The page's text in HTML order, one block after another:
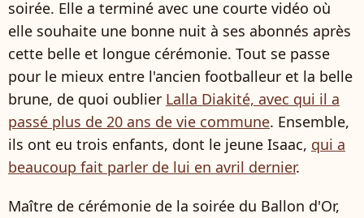
soirée. Elle a terminé avec une courte vidéo où
elle souhaite une bonne nuit à ses abonnés après
cette belle et longue cérémonie. Tout se passe
pour le mieux entre l'ancien footballeur et la belle
brune, de quoi oublier Lalla Diakité, avec qui il a
passé plus de 20 ans de vie commune. Ensemble,
ils ont eu trois enfants, dont le jeune Isaac, qui a
beaucoup fait parler de lui en avril dernier.
Maître de cérémonie de la soirée du Ballon d'Or,